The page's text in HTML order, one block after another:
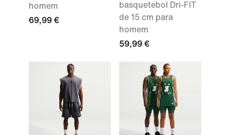
homem
69,99 €
basquetebol Dri-FIT
de 15 cm para
homem
59,99 €